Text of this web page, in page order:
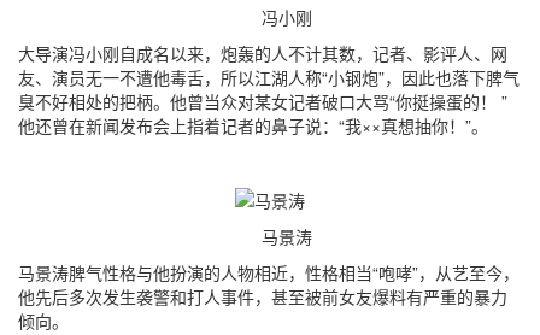
冯小刚
大导演冯小刚自成名以来，炮轰的人不计其数，记者、影评人、网
友、演员无一不遭他毒舌，所以江湖人称“小钢炮”，因此也落下脾气
臭不好相处的把柄。他曾当众对某女记者破口大骂“你挺操蛋的！ ”
他还曾在新闻发布会上指着记者的鼻子说：“我××真想抽你！”。
马景涛
马景涛脾气性格与他扮演的人物相近，性格相当“咆哮”，从艺至今，
他先后多次发生袭警和打人事件，甚至被前女友爆料有严重的暴力
倾向。